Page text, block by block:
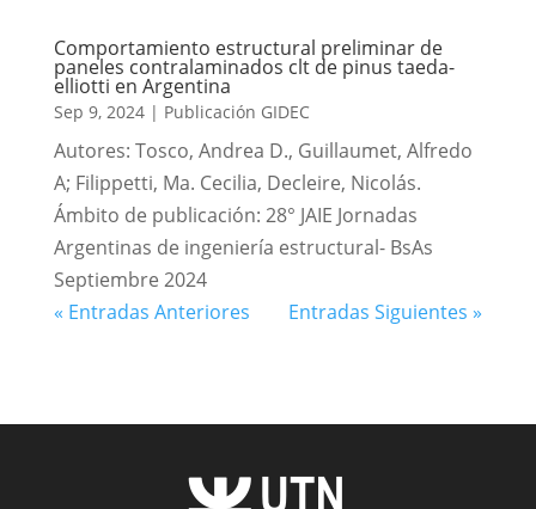
Comportamiento estructural preliminar de
paneles contralaminados clt de pinus taeda-
elliotti en Argentina
Sep 9, 2024| Publicación GIDEC
Autores: Tosco, Andrea D., Guillaumet, Alfredo
A; Filippetti, Ma. Cecilia, Decleire, Nicolás.
Ámbito de publicación: 28° JAIE Jornadas
Argentinas de ingeniería estructural- BsAs
Septiembre 2024
« Entradas Anteriores
Entradas Siguientes »